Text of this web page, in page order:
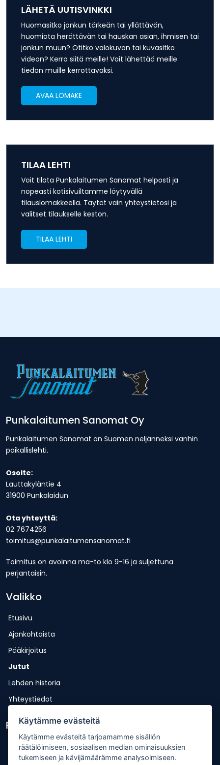
LÄHETÄ UUTISVINKKI
Huomasitko jonkun tärkeän tai yllättävän,
huomiota herättävän tai hauskan asian, ihmisen tai
jonkun muun? Otitko valokuvan tai kuvasitko
videon? Kerro siitä meille! Voit lähettää meille
tiedon muille kerrottavaksi.
AVAA LOMAKE
TILAA LEHTI
Voit tilata Punkalaitumen Sanomat helposti ja
nopeasti kotisivuiltamme löytyvällä
tilauslomakkeella. Täytät vain yhteystietosi ja
valitset tilaukselle keston.
TILAA LEHTI
Punkalaitumen Sanomat Oy
Punkalaitumen Sanomat on Suomen neljänneksi vanhin
paikallislehti.
Osoite:
Lauttakyläntie 4
31900 Punkalaidun
Ota yhteyttä:
02 7674256
toimitus@punkalaitumensanomat.fi
Toimitus on avoinna ma-to klo 9-16 ja suljettuna
perjantaisin.
Valikko
Etusivu
Ajankohtaista
Pääkirjoitus
Jutut
Lehden historia
Yhteystiedot
Pikalinkit
Lähetä uutisvinkki
Kopiointiohje
Käytämme evästeitä
Käytämme evästeitä tarjoamamme sisällön
räätälöimiseen, sosiaalisen median ominaisuuksien
tukemiseen ja kävijämäärämme analysoimiseen.